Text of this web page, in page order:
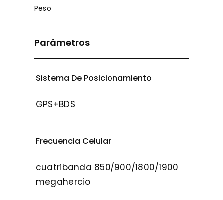
Peso
Parámetros
Sistema De Posicionamiento
GPS+BDS
Frecuencia Celular
cuatribanda 850/900/1800/1900
megahercio